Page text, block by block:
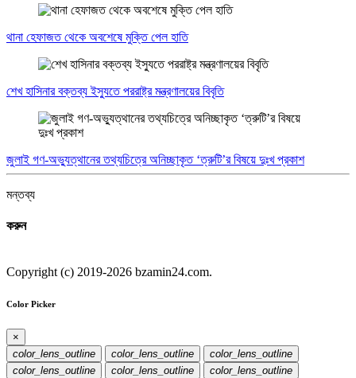
থানা হেফাজত থেকে অবশেষে মুক্তি পেল হাতি
শেখ হাসিনার বক্তব্য ইস্যুতে পররাষ্ট্র মন্ত্রণালয়ের বিবৃতি
জুলাই গণ-অভ্যুত্থানের তথ্যচিত্রে অনিচ্ছাকৃত ‘ত্রুটি’র বিষয়ে দুঃখ প্রকাশ
মন্তব্য
করুন
Copyright (c) 2019-2026 bzamin24.com.
Color Picker
×
color_lens_outline
color_lens_outline
color_lens_outline
color_lens_outline
color_lens_outline color_lens_outline